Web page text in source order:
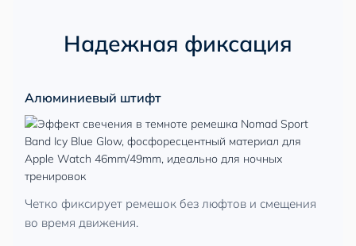
Надежная фиксация
Алюминиевый штифт
Четко фиксирует ремешок без люфтов и смещения
во время движения.